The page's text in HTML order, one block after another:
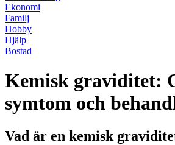
Ekonomi
Familj
Hobby
Hjälp
Bostad
Kemisk graviditet:
symtom och
Vad är en kemisk